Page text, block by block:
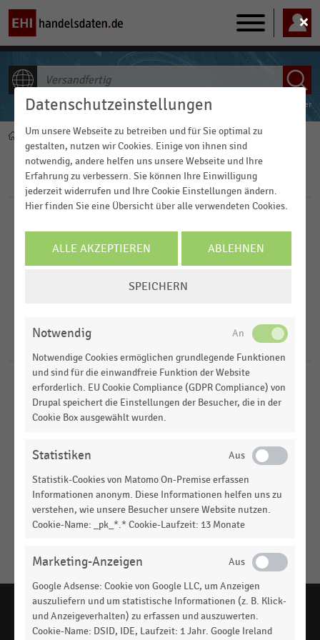
Main
navigation
ALLE INHALTE FACT-Finder
Pfadnavigation
Home
E-COMMERCE UND VERSANDHANDEL|STATISTIK
Bezug von versandfertig verpackter Ware vom
Lieferanten im E-Commerce (2023)
E-COMMERCE UND VERSANDHANDEL STATISTIK
Bezug von versandfertig gepackter Ware vom
Lieferanten im E-Commerce (2022)
E-COMMERCE UND VERSANDHANDEL|STATISTIK
Bezug von versandfertig gepackter Ware vom
ANZEIGEN
Keine
Ergebnisse
gefunden
Versandfertig"
Filter
Veröffentlichungsdatum
Datenschutzeinstellungen
Um unsere Webseite zu betreiben und für Sie optimal zu
gestalten, nutzen wir Cookies. Einige von ihnen sind
notwendig, andere helfen uns unsere Webseite und Ihre
Erfahrung zu verbessern. Sie können Ihre Einwilligung
jederzeit widerrufen und Ihre Cookie Einstellungen ändern.
Hier finden Sie eine Übersicht über alle verwendeten Cookies.
ALLE AKZEPTIEREN ABLEHNEN
SPEICHERN
Notwendig
Notwendige Cookies ermöglichen grundlegende Funktionen
und sind für die einwandfreie Funktion der Website
erforderlich. EU Cookie Compliance (GDPR Compliance) von
Drupal speichert die Einstellungen der Besucher, die in der
Cookie Box ausgewählt wurden.
Statistiken
Statistik-Cookies von Matomo On-Premise erfassen
Informationen anonym. Diese Informationen helfen uns zu
verstehen, wie unsere Besucher unsere Website nutzen.
Cookie-Name: _pk_*.* Cookie-Laufzeit: 13 Monate
Marketing-Anzeigen
Google Adsense: Cookie von Google LLC, um Anzeigen
auszuliefern und um statistische Informationen (z. B. Klick-
und Anzeigeverhalten) zu erfassen und auszuwerten.
Cookie-Name: DSID, IDE, Laufzeit: 1 Jahr. Google Ireland